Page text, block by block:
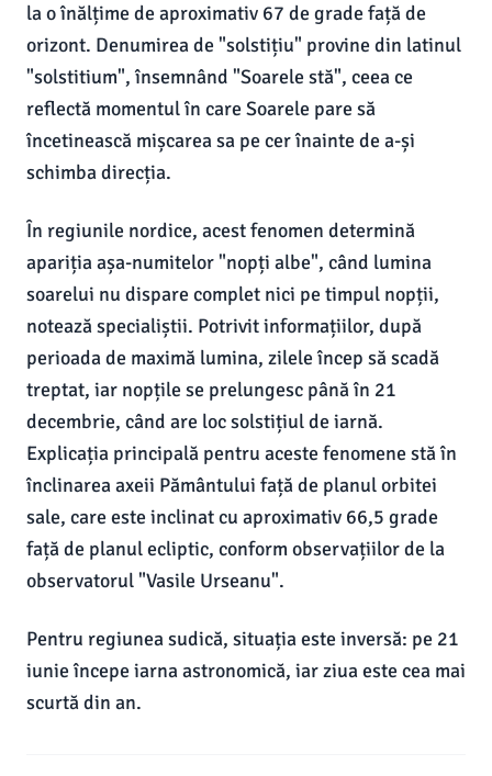
la o înălțime de aproximativ 67 de grade față de
orizont. Denumirea de "solstițiu" provine din latinul
"solstitium", însemnând "Soarele stă", ceea ce
reflectă momentul în care Soarele pare să
încetinească mișcarea sa pe cer înainte de a-și
schimba direcția.
În regiunile nordice, acest fenomen determină
apariția așa-numitelor "nopți albe", când lumina
soarelui nu dispare complet nici pe timpul nopții,
notează specialiștii. Potrivit informațiilor, după
perioada de maximă lumina, zilele încep să scadă
treptat, iar nopțile se prelungesc până în 21
decembrie, când are loc solstițiul de iarnă.
Explicația principală pentru aceste fenomene stă în
înclinarea axeii Pământului față de planul orbitei
sale, care este inclinat cu aproximativ 66,5 grade
față de planul ecliptic, conform observațiilor de la
observatorul "Vasile Urseanu".
Pentru regiunea sudică, situația este inversă: pe 21
iunie începe iarna astronomică, iar ziua este cea mai
scurtă din an.